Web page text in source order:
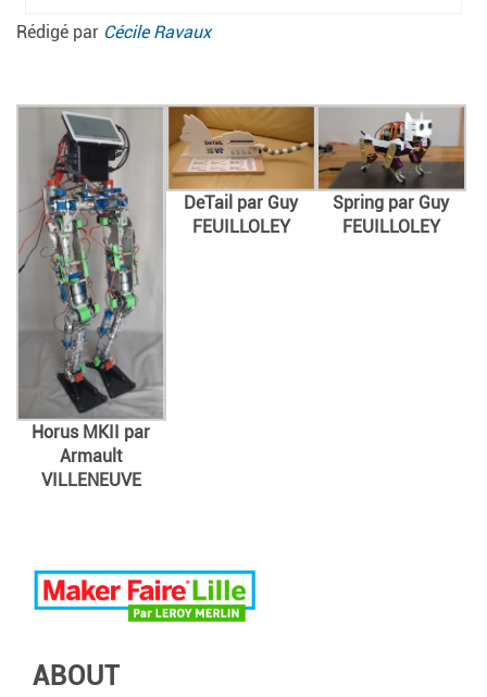
Rédigé par Cécile Ravaux
Horus MKII par
Armault
VILLENEUVE
DeTail par Guy
FEUILLOLEY
Spring par Guy
FEUILLOLEY
ABOUT